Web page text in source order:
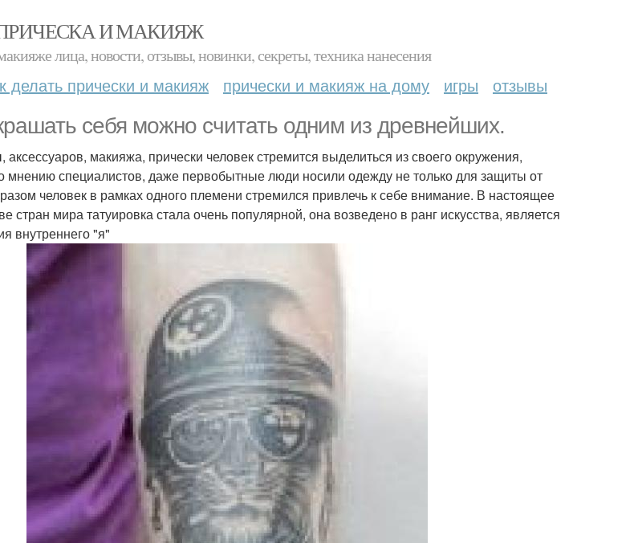
И МАКИЯЖ
лица, новости, отзывы, новинки, секреты, техника нанесения
делать прически и макияж прически и макияж на дому игры отзывы
себя можно считать одним из древнейших.
макияжа, прически человек стремится выделиться из своего окружения,
мнению специалистов, даже первобытные люди носили одежду не только для защиты от
человек в рамках одного племени стремился привлечь к себе внимание. В настоящее
стран мира татуировка стала очень популярной, она возведено в ранг искусства, является
внутреннего "я"